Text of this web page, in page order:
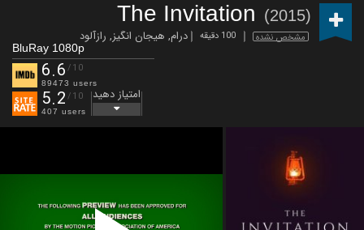
The Invitation (2015)
مشخص نشده 100 دقیقه درام, هیجان انگیز, رازآلود
BluRay 1080p
6.6 /10
89473 users
5.2 /10
407 users
امتیاز دهید